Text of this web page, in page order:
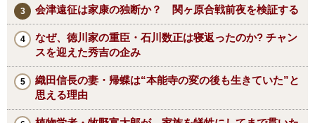
会津遠征は家康の独断か？ 関ヶ原合戦前夜を検証する
なぜ、徳川家の重臣・石川数正は寝返ったのか? チャン
スを迎えた秀吉の企み
織田信長の妻・帰蝶は“本能寺の変の後も生きていた”と
思える理由